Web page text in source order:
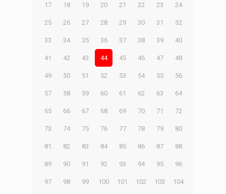
17 18 19 20 21 22 23 24
25 26 27 28 29 30 31 32
33 34 35 36 37 38 39 40
41 42 43 44 45 46 47 48
49 50 51 52 53 54 55 56
57 58 59 60 61 62 63 64
65 66 67 68 69 70 71 72
73 74 75 76 77 78 79 80
81 82 83 84 85 86 87 88
89 90 91 92 93 94 95 96
97 98 99 100 101 102 103 104